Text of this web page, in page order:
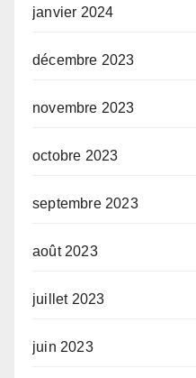
janvier 2024
décembre 2023
novembre 2023
octobre 2023
septembre 2023
août 2023
juillet 2023
juin 2023